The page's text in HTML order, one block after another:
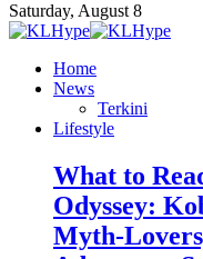
Saturday, August 8
Home
News
Terkini
Lifestyle
What to
Odyssey:
Myth-